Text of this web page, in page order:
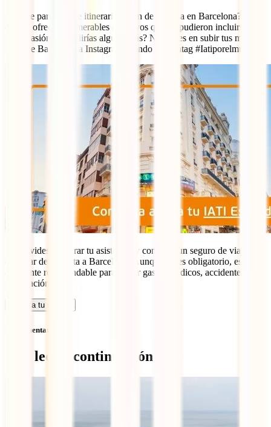
¿Qué te pareció este itinerario de fin de semana en Barcelona? La
ciudad ofrece innumerables atractivos que no pudieron incluirse en
esta ocasión. ¿Añadirías alguno más? No dudes en subir tus mejores
fotos de Barcelona a Instagram usando el hashtag #Iatiporelmundo
¡No olvides asegurar tu asistencia y contratar un seguro de viaje para
disfrutar de tu visita a Barcelona! Aunque no es obligatorio, es
altamente recomendable para cubrir gastos médicos, accidentes y
repatriación.
Calcula tu seguro
Sin comentarios
Qué leer a continuación